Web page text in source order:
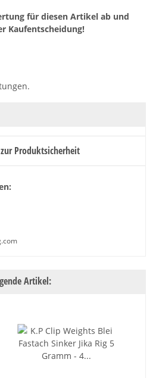
für diesen Artikel ab und
Kaufentscheidung!
Produktsicherheit
Artikel: